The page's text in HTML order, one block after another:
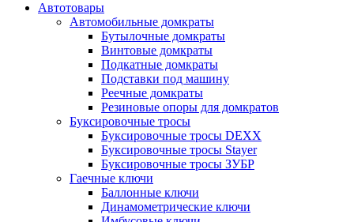
Автотовары
Автомобильные домкраты
Бутылочные домкраты
Винтовые домкраты
Подкатные домкраты
Подставки под машину
Реечные домкраты
Резиновые опоры для домкратов
Буксировочные тросы
Буксировочные тросы DEXX
Буксировочные тросы Stayer
Буксировочные тросы ЗУБР
Гаечные ключи
Баллонные ключи
Динамометрические ключи